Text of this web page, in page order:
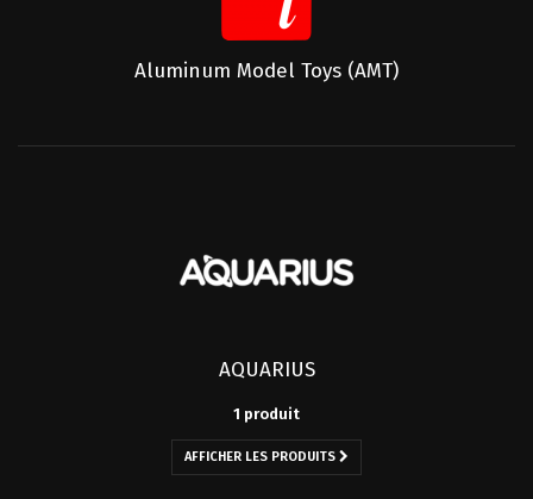
Aluminum Model Toys (AMT)
AQUARIUS
1 produit
AFFICHER LES PRODUITS